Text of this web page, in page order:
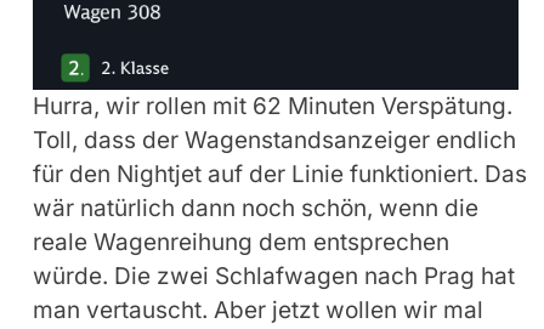
Hurra, wir rollen mit 62 Minuten Verspätung.
Toll, dass der Wagenstandsanzeiger endlich
für den Nightjet auf der Linie funktioniert. Das
wär natürlich dann noch schön, wenn die
reale Wagenreihung dem entsprechen
würde. Die zwei Schlafwagen nach Prag hat
man vertauscht. Aber jetzt wollen wir mal